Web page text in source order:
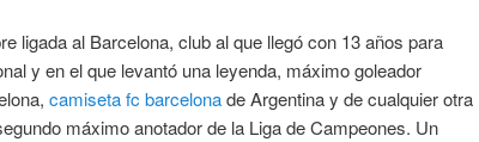
ligada al Barcelona, club al que llegó con 13 años para
y en el que levantó una leyenda, máximo goleador
camiseta fc barcelonade Argentina y de cualquier otra
máximo anotador de la Liga de Campeones. Un